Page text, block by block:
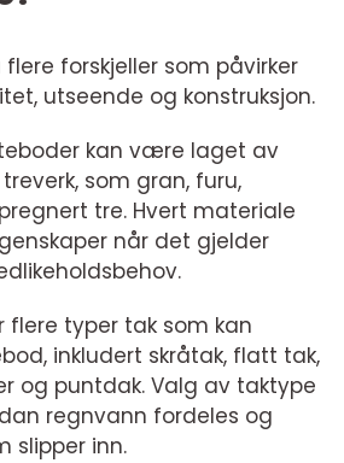
forskjeller som påvirker
utseende og konstruksjon.
kan være laget av
som gran, furu,
tre. Hvert materiale
når det gjelder
flere typer tak som kan
inkludert skråtak, flatt tak,
og puntdak. Valg av taktype
regnvann fordeles og
slipper inn.